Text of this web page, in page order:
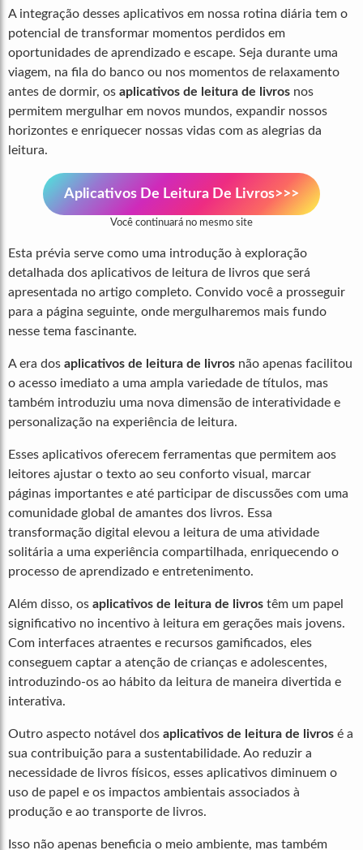
A integração desses aplicativos em nossa rotina diária tem o
potencial de transformar momentos perdidos em
oportunidades de aprendizado e escape. Seja durante uma
viagem, na fila do banco ou nos momentos de relaxamento
antes de dormir, os aplicativos de leitura de livros nos
permitem mergulhar em novos mundos, expandir nossos
horizontes e enriquecer nossas vidas com as alegrias da
leitura.
Aplicativos De Leitura De Livros>>>
Você continuará no mesmo site
Esta prévia serve como uma introdução à exploração
detalhada dos aplicativos de leitura de livros que será
apresentada no artigo completo. Convido você a prosseguir
para a página seguinte, onde mergulharemos mais fundo
nesse tema fascinante.
A era dos aplicativos de leitura de livros não apenas facilitou
o acesso imediato a uma ampla variedade de títulos, mas
também introduziu uma nova dimensão de interatividade e
personalização na experiência de leitura.
Esses aplicativos oferecem ferramentas que permitem aos
leitores ajustar o texto ao seu conforto visual, marcar
páginas importantes e até participar de discussões com uma
comunidade global de amantes dos livros. Essa
transformação digital elevou a leitura de uma atividade
solitária a uma experiência compartilhada, enriquecendo o
processo de aprendizado e entretenimento.
Além disso, os aplicativos de leitura de livros têm um papel
significativo no incentivo à leitura em gerações mais jovens.
Com interfaces atraentes e recursos gamificados, eles
conseguem captar a atenção de crianças e adolescentes,
introduzindo-os ao hábito da leitura de maneira divertida e
interativa.
Outro aspecto notável dos aplicativos de leitura de livros é a
sua contribuição para a sustentabilidade. Ao reduzir a
necessidade de livros físicos, esses aplicativos diminuem o
uso de papel e os impactos ambientais associados à
produção e ao transporte de livros.
Isso não apenas beneficia o meio ambiente, mas também